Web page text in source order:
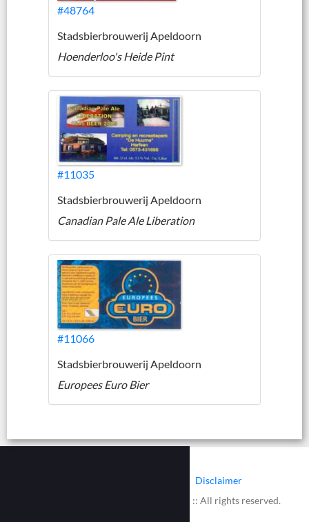
#48764
Stadsbierbrouwerij Apeldoorn
Hoenderloo's Heide Pint
#11035
Stadsbierbrouwerij Apeldoorn
Canadian Pale Ale Liberation
#11066
Stadsbierbrouwerij Apeldoorn
Europees Euro Bier
Disclaimer
© 2002 - 2026 :: www.bieretiketten.nl :: All rights reserved.